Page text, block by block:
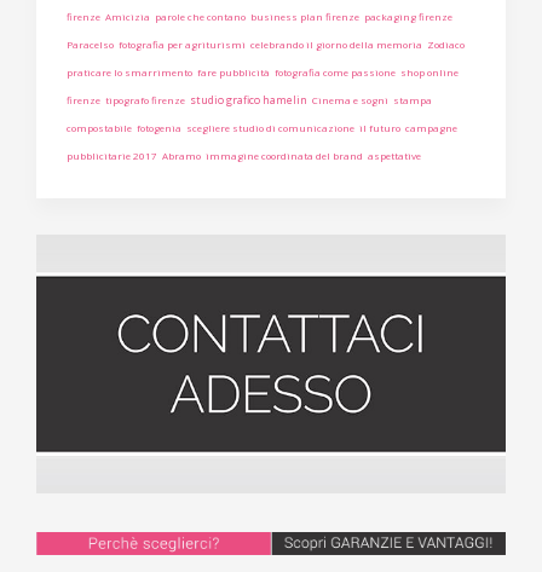
firenze Amicizia parole che contano business plan firenze packaging firenze
Paracelso fotografia per agriturismi celebrando il giorno della memoria Zodiaco
praticare lo smarrimento fare pubblicità fotografia come passione shop online
firenze tipografo firenze studio grafico hamelin Cinema e sogni stampa
compostabile fotogenia scegliere studio di comunicazione il futuro campagne
pubblicitarie 2017 Abramo immagine coordinata del brand aspettative